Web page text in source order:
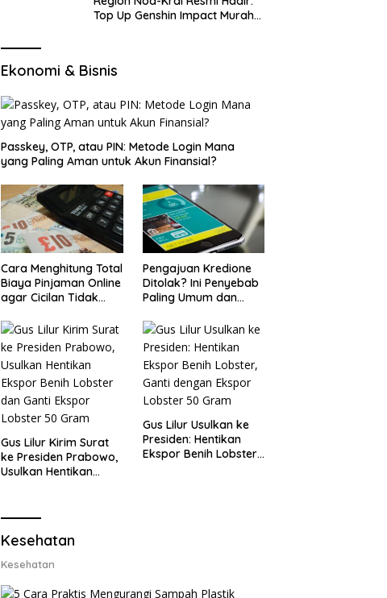
Top Up Genshin Impact Murah
Ekonomi & Bisnis
Passkey, OTP, atau PIN: Metode Login Mana
yang Paling Aman untuk Akun Finansial?
Cara Menghitung Total
Biaya Pinjaman Online
agar Cicilan Tidak
Pengajuan Kredione
Ditolak? Ini Penyebab
Paling Umum dan
Gus Lilur Kirim Surat
ke Presiden Prabowo,
Usulkan Hentikan
Lobster 50 Gram
Gus Lilur Usulkan ke
Presiden: Hentikan
Ekspor Benih Lobster,
Kesehatan
Kesehatan